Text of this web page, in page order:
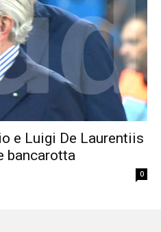
e Luigi De Laurentiis
bancarotta
0